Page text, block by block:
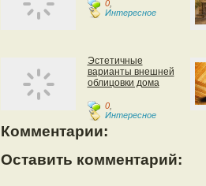
0,
Интересное
Эстетичные
варианты внешней
облицовки дома
0,
Интересное
Комментарии:
Оставить комментарий: